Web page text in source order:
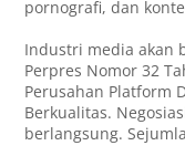
pornografi, dan
Industri media akan
Perpres Nomor 32
Perusahan Platform
Berkualitas.
berlangsung.